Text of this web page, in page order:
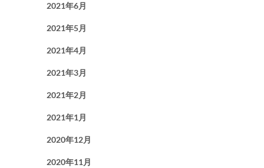
2021年6月
2021年5月
2021年4月
2021年3月
2021年2月
2021年1月
2020年12月
2020年11月